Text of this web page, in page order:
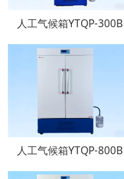
人工气候箱YTQP-300B
人工气候箱YTQP-800B